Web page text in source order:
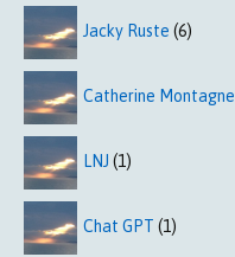
Jacky Ruste (6)
Catherine Montagne
LNJ (1)
Chat GPT (1)